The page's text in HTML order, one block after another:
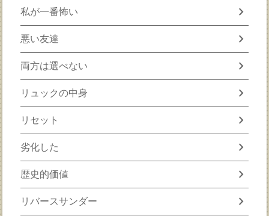
私が一番怖い chevron_right
悪い友達 chevron_right
両方は選べない chevron_right
リュックの中身 chevron_right
リセット chevron_right
劣化した chevron_right
歴史的価値 chevron_right
リバースサンダー chevron_right